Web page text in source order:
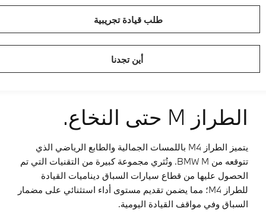
طلب قيادة تجريبية
أين تجدنا
الطراز M حتى النخاع.
يتميز الطراز M4 باللمسات الجمالية والطابع الرياضي الذي
تتوقعه من BMW M. وتُثري مجموعة كبيرة من التقنيات التي تم
الحصول عليها من قطاع سيارات السباق ديناميات القيادة
للطراز M4؛ مما يضمن تقديم مستوى أداء استثنائي على مضمار
السباق وفي مواقف القيادة اليومية.